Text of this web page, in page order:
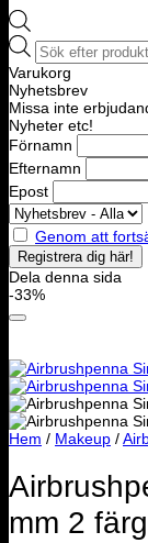
Products
search
Varukorg
Nyhetsbrev
Missa inte
Nyheter etc!
Förnamn
Efternamn
Epost
Genom att
Dela denna sida
-33%
Hem / Makeup /
mm 2